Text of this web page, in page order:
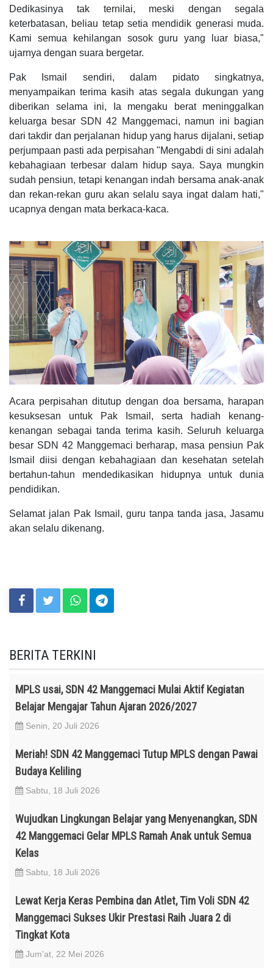
Dedikasinya tak ternilai, meski dengan segala
keterbatasan, beliau tetap setia mendidik generasi muda.
Kami semua kehilangan sosok guru yang luar biasa,"
ujarnya dengan suara bergetar.
Pak Ismail sendiri, dalam pidato singkatnya,
menyampaikan terima kasih atas segala dukungan yang
diberikan selama ini, Ia mengaku berat meninggalkan
keluarga besar SDN 42 Manggemaci, namun ini bagian
dari takdir dan perjalanan hidup yang harus dijalani, setiap
perjumpaan pasti ada perpisahan "Mengabdi di sini adalah
kebahagiaan terbesar dalam hidup saya. Saya mungkin
sudah pensiun, tetapi kenangan indah bersama anak-anak
dan rekan-rekan guru akan selalu saya ingat dalam hati,"
ucapnya dengan mata berkaca-kaca.
Acara perpisahan ditutup dengan doa bersama, harapan
kesuksesan untuk Pak Ismail, serta hadiah kenang-
kenangan sebagai tanda terima kasih. Seluruh keluarga
besar SDN 42 Manggemaci berharap, masa pensiun Pak
Ismail diisi dengan kebahagiaan dan kesehatan setelah
bertahun-tahun mendedikasikan hidupnya untuk dunia
pendidikan.
Selamat jalan Pak Ismail, guru tanpa tanda jasa, Jasamu
akan selalu dikenang.
BERITA TERKINI
MPLS usai, SDN 42 Manggemaci Mulai Aktif Kegiatan
Belajar Mengajar Tahun Ajaran 2026/2027
Senin, 20 Juli 2026
Meriah! SDN 42 Manggemaci Tutup MPLS dengan Pawai
Budaya Keliling
Sabtu, 18 Juli 2026
Wujudkan Lingkungan Belajar yang Menyenangkan, SDN
42 Manggemaci Gelar MPLS Ramah Anak untuk Semua
Kelas
Sabtu, 18 Juli 2026
Lewat Kerja Keras Pembina dan Atlet, Tim Voli SDN 42
Manggemaci Sukses Ukir Prestasi Raih Juara 2 di
Tingkat Kota
Jum'at, 22 Mei 2026